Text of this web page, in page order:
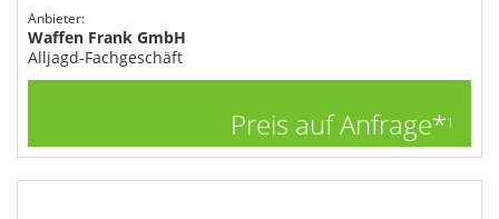
Anbieter:
Waffen Frank GmbH
Alljagd-Fachgeschäft
Preis auf Anfrage*1